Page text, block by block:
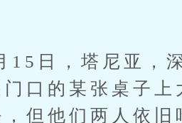
，塔尼亚，深
口的某张桌子上
但他们两人依旧